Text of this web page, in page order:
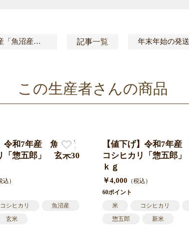
令和５年産「魚沼産コシヒカリ」完売 記事一覧
この生産者さんの商品
令和7年産 魚沼産
「惣五郎」 玄米30
込）
コシヒカリ
魚沼産
玄米
【値下げ】令和7年
コシヒカリ「惣五郎
ｋｇ
￥4,000 （税込）
60ポイント
米
コシヒカリ
惣五郎
新米